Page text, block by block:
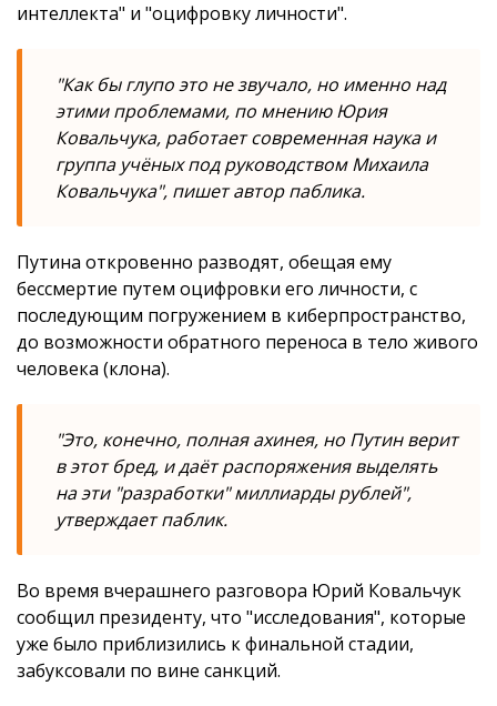
интеллекта" и "оцифровку личности".
"Как бы глупо это не звучало, но именно над
этими проблемами, по мнению Юрия
Ковальчука, работает современная наука и
группа учёных под руководством Михаила
Ковальчука", пишет автор паблика.
Путина откровенно разводят, обещая ему
бессмертие путем оцифровки его личности, с
последующим погружением в киберпространство,
до возможности обратного переноса в тело живого
человека (клона).
"Это, конечно, полная ахинея, но Путин верит
в этот бред, и даёт распоряжения выделять
на эти "разработки" миллиарды рублей",
утверждает паблик.
Во время вчерашнего разговора Юрий Ковальчук
сообщил президенту, что "исследования", которые
уже было приблизились к финальной стадии,
забуксовали по вине санкций.